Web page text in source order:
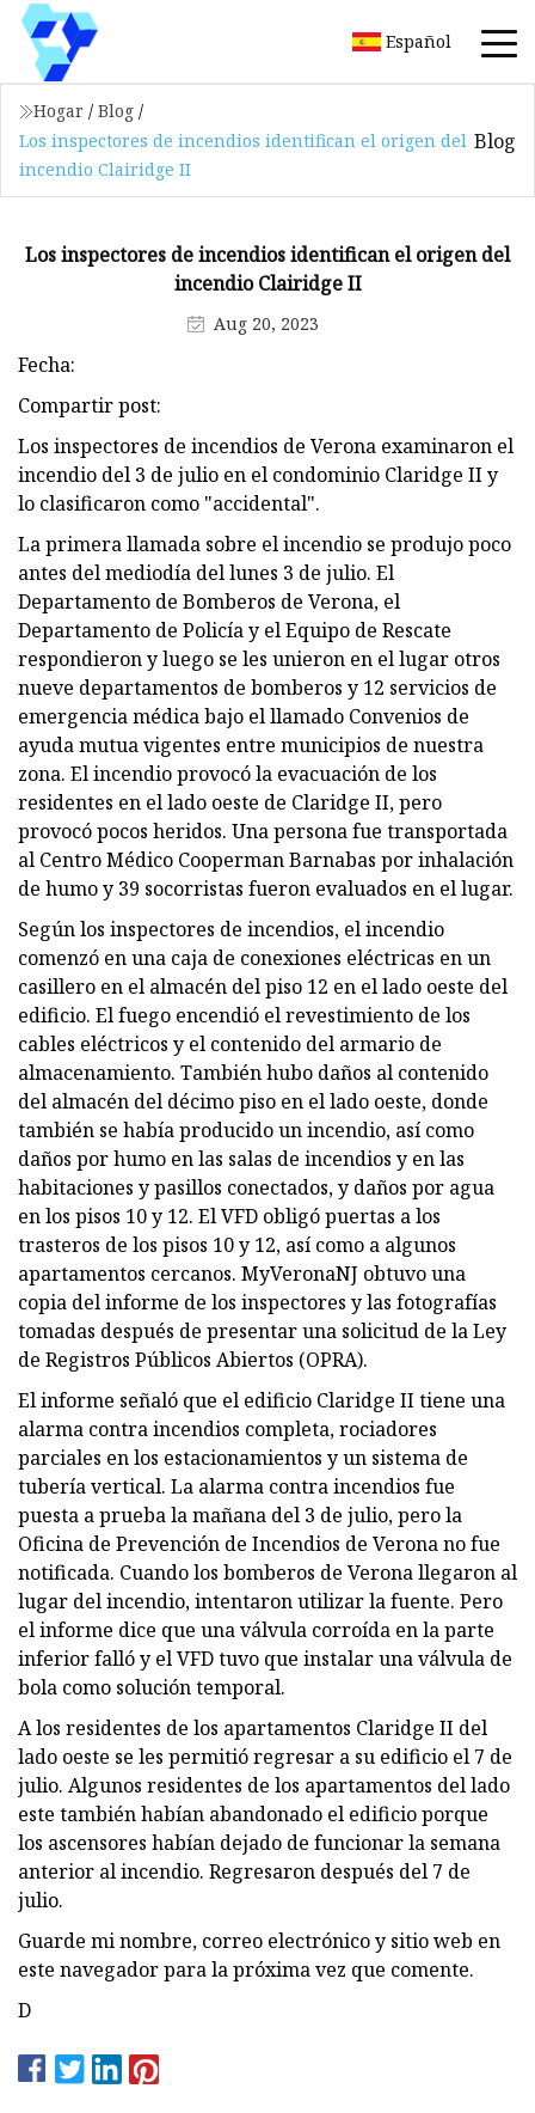
Español
Hogar / Blog /
Los inspectores de incendios identifican el origen del
incendio Clairidge II
Blog
Los inspectores de incendios identifican el origen del
incendio Clairidge II
Aug 20, 2023
Fecha:
Compartir post:
Los inspectores de incendios de Verona examinaron el
incendio del 3 de julio en el condominio Claridge II y
lo clasificaron como "accidental".
La primera llamada sobre el incendio se produjo poco
antes del mediodía del lunes 3 de julio. El
Departamento de Bomberos de Verona, el
Departamento de Policía y el Equipo de Rescate
respondieron y luego se les unieron en el lugar otros
nueve departamentos de bomberos y 12 servicios de
emergencia médica bajo el llamado Convenios de
ayuda mutua vigentes entre municipios de nuestra
zona. El incendio provocó la evacuación de los
residentes en el lado oeste de Claridge II, pero
provocó pocos heridos. Una persona fue transportada
al Centro Médico Cooperman Barnabas por inhalación
de humo y 39 socorristas fueron evaluados en el lugar.
Según los inspectores de incendios, el incendio
comenzó en una caja de conexiones eléctricas en un
casillero en el almacén del piso 12 en el lado oeste del
edificio. El fuego encendió el revestimiento de los
cables eléctricos y el contenido del armario de
almacenamiento. También hubo daños al contenido
del almacén del décimo piso en el lado oeste, donde
también se había producido un incendio, así como
daños por humo en las salas de incendios y en las
habitaciones y pasillos conectados, y daños por agua
en los pisos 10 y 12. El VFD obligó puertas a los
trasteros de los pisos 10 y 12, así como a algunos
apartamentos cercanos. MyVeronaNJ obtuvo una
copia del informe de los inspectores y las fotografías
tomadas después de presentar una solicitud de la Ley
de Registros Públicos Abiertos (OPRA).
El informe señaló que el edificio Claridge II tiene una
alarma contra incendios completa, rociadores
parciales en los estacionamientos y un sistema de
tubería vertical. La alarma contra incendios fue
puesta a prueba la mañana del 3 de julio, pero la
Oficina de Prevención de Incendios de Verona no fue
notificada. Cuando los bomberos de Verona llegaron al
lugar del incendio, intentaron utilizar la fuente. Pero
el informe dice que una válvula corroída en la parte
inferior falló y el VFD tuvo que instalar una válvula de
bola como solución temporal.
A los residentes de los apartamentos Claridge II del
lado oeste se les permitió regresar a su edificio el 7 de
julio. Algunos residentes de los apartamentos del lado
este también habían abandonado el edificio porque
los ascensores habían dejado de funcionar la semana
anterior al incendio. Regresaron después del 7 de
julio.
Guarde mi nombre, correo electrónico y sitio web en
este navegador para la próxima vez que comente.
D